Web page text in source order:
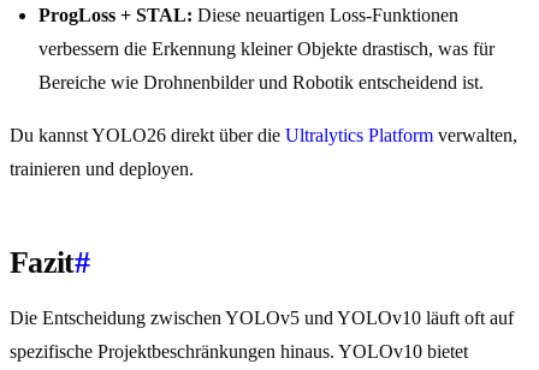
ProgLoss + STAL: Diese neuartigen Loss-Funktionen
verbessern die Erkennung kleiner Objekte drastisch, was für
Bereiche wie Drohnenbilder und Robotik entscheidend ist.
Du kannst YOLO26 direkt über die Ultralytics Platform verwalten,
trainieren und deployen.
Fazit#
Die Entscheidung zwischen YOLOv5 und YOLOv10 läuft oft auf
spezifische Projektbeschränkungen hinaus. YOLOv10 bietet